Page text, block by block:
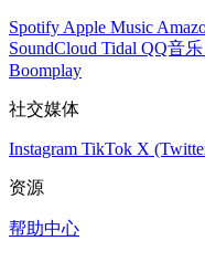
Spotify Apple Music
SoundCloud Tidal QQ音乐
Boomplay
社交媒体
Instagram TikTok X
资源
帮助中心